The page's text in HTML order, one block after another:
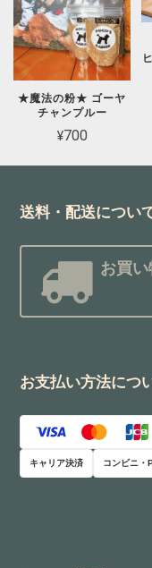
★魔法の粉★ ゴーヤ
チャンプルー
¥700
送料・配送につい
お買
お支払い方法につ
キャリア決済 コンビニ